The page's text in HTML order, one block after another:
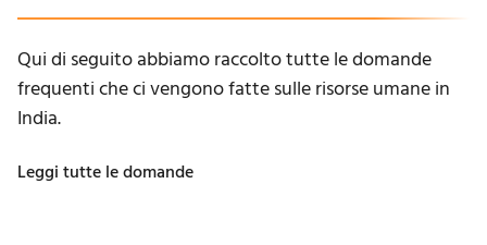
Qui di seguito abbiamo raccolto tutte le domande
frequenti che ci vengono fatte sulle risorse umane in
India.
Leggi tutte le domande